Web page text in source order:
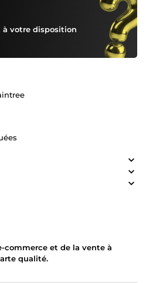
à votre disposition
commerce et de la vente à
qualité.